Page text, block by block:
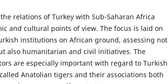
relations of Turkey with Sub-Saharan Africa
and cultural points of view. The focus is laid on
institutions on African ground, assessing not
also humanitarian and civil initiatives. The
are especially important with regard to Turkish
Anatolian tigers and their associations both